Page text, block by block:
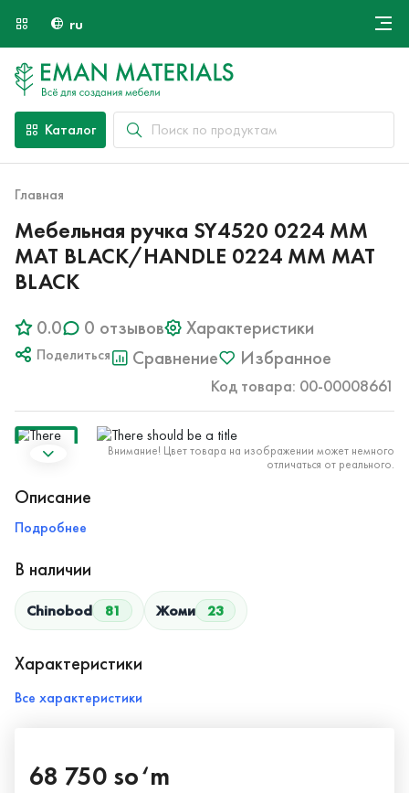
ru
Оплата и доставка
Каталог
Главная
Мебельная ручка SY4520 0224 MM
MAT BLACK/HANDLE 0224 MM MAT
BLACK
0.0 0 отзывов Характеристики
Поделиться Сравнение Избранное
Код товара: 00-00008661
Внимание! Цвет товара на изображении может немного
отличаться от реального.
Описание
Подробнее
В наличии
Chinobod 81 Жоми 23
Характеристики
Все характеристики
68 750 so‘m